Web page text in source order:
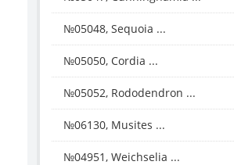
№05048, Sequoia ...
№05050, Cordia ...
№05052, Rododendron ...
№06130, Musites ...
№04951, Weichselia ...